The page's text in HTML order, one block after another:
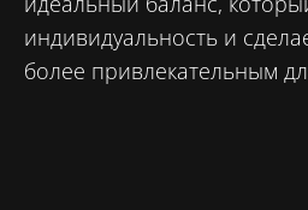
индивидуальность и
более привлекательным